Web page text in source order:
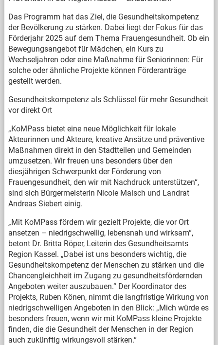
Das Programm hat das Ziel, die Gesundheitskompetenz
der Bevölkerung zu stärken. Dabei liegt der Fokus für das
Förderjahr 2025 auf dem Thema Frauengesundheit. Ob ein
Bewegungsangebot für Mädchen, ein Kurs zu
Wechseljahren oder eine Maßnahme für Seniorinnen: Für
solche oder ähnliche Projekte können Förderanträge
gestellt werden.
Gesundheitskompetenz als Schlüssel für mehr Gesundheit
vor direkt Ort
„KoMPass bietet eine neue Möglichkeit für lokale
Akteurinnen und Akteure, kreative Ansätze und präventive
Maßnahmen direkt in den Stadtteilen und Gemeinden
umzusetzen. Wir freuen uns besonders über den
diesjährigen Schwerpunkt der Förderung von
Frauengesundheit, den wir mit Nachdruck unterstützen“,
sind sich Bürgermeisterin Nicole Maisch und Landrat
Andreas Siebert einig.
„Mit KoMPass fördern wir gezielt Projekte, die vor Ort
ansetzen – niedrigschwellig, lebensnah und wirksam“,
betont Dr. Britta Röper, Leiterin des Gesundheitsamts
Region Kassel. „Dabei ist uns besonders wichtig, die
Gesundheitskompetenz der Menschen zu stärken und die
Chancengleichheit im Zugang zu gesundheitsfördernden
Angeboten weiter auszubauen.“ Der Koordinator des
Projekts, Ruben Könen, nimmt die langfristige Wirkung von
niedrigschwelligen Angeboten in den Blick: „Mich würde es
besonders freuen, wenn wir mit KoMPass kleine Projekte
finden, die die Gesundheit der Menschen in der Region
auch zukünftig wirkungsvoll stärken.“